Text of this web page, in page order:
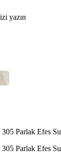
yazın
Parlak Efes
Parlak Efes